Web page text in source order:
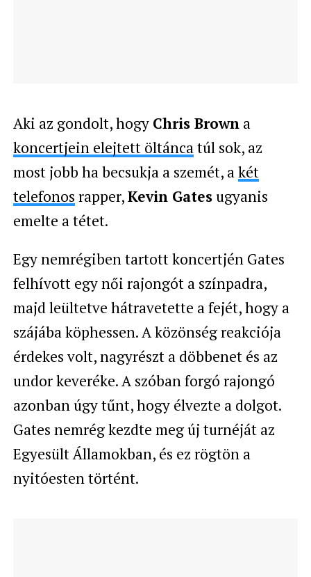
Aki az gondolt, hogy Chris Browna
koncertjein elejtett öltáncatúl sok, az
most jobb ha becsukja a szemét, akét
telefonos rapper,Kevin Gatesugyanis
emelte a tétet.
Egy nemrégiben tartott koncertjén Gates
felhívott egy női rajongót a színpadra,
majd leültetve hátravetette a fejét, hogy a
szájába köphessen. A közönség reakciója
érdekes volt, nagyrészt a döbbenet és az
undor keveréke. A szóban forgó rajongó
azonban úgy tűnt, hogy élvezte a dolgot.
Gates nemrég kezdte meg új turnéját az
Egyesült Államokban, és ez rögtön a
nyitóesten történt.